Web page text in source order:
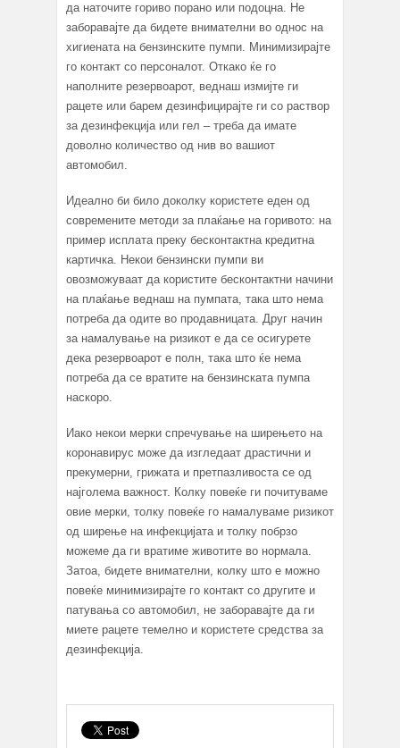
да наточите гориво порано или подоцна. Не
заборавајте да бидете внимателни во однос на
хигиената на бензинските пумпи. Минимизирајте
го контакт со персоналот. Откако ќе го
наполните резервоарот, веднаш измијте ги
рацете или барем дезинфицирајте ги со раствор
за дезинфекција или гел – треба да имате
доволно количество од нив во вашиот
автомобил.
Идеално би било доколку користете еден од
современите методи за плаќање на горивото: на
пример исплата преку бесконтактна кредитна
картичка. Некои бензински пумпи ви
овозможуваат да користите бесконтактни начини
на плаќање веднаш на пумпата, така што нема
потреба да одите во продавницата. Друг начин
за намалување на ризикот е да се осигурете
дека резервоарот е полн, така што ќе нема
потреба да се вратите на бензинската пумпа
наскоро.
Иако некои мерки спречување на ширењето на
коронавирус може да изгледаат драстични и
прекумерни, грижата и претпазливоста се од
најголема важност. Колку повеќе ги почитуваме
овие мерки, толку повеќе го намалуваме ризикот
од ширење на инфекцијата и толку побрзо
можеме да ги вратиме животите во нормала.
Затоа, бидете внимателни, колку што е можно
повеќе минимизирајте го контакт со другите и
патувања со автомобил, не заборавајте да ги
миете рацете темелно и користете средства за
дезинфекција.